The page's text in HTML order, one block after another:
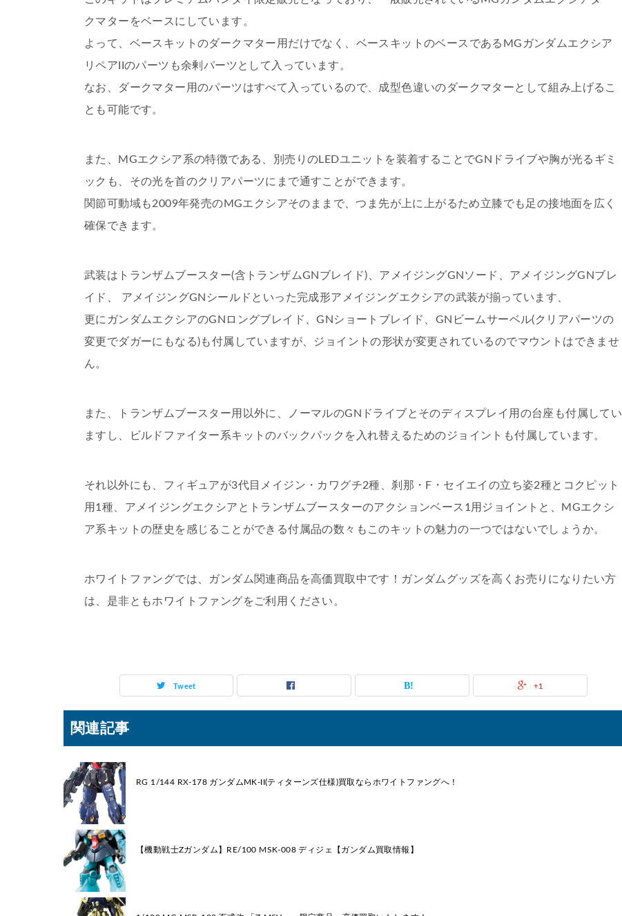
クマターをベースにしています。
よって、ベースキットのダークマター用だけでなく、ベースキットのベースであるMGガンダムエクシア
リペアIIのパーツも余剰パーツとして入っています。
なお、ダークマター用のパーツはすべて入っているので、成型色違いのダークマターとして組み上げるこ
とも可能です。
また、MGエクシア系の特徴である、別売りのLEDユニットを装着することでGNドライブや胸が光るギミ
ックも、その光を首のクリアパーツにまで通すことができます。
関節可動域も2009年発売のMGエクシアそのままで、つま先が上に上がるため立膝でも足の接地面を広く
確保できます。
武装はトランザムブースター(含トランザムGNブレイド)、アメイジングGNソード、アメイジングGNブレ
イド、 アメイジングGNシールドといった完成形アメイジングエクシアの武装が揃っています、
更にガンダムエクシアのGNロングブレイド、GNショートブレイド、GNビームサーベル(クリアパーツの
変更でダガーにもなる)も付属していますが、ジョイントの形状が変更されているのでマウントはできませ
ん。
また、トランザムブースター用以外に、ノーマルのGNドライブとそのディスプレイ用の台座も付属してい
ますし、ビルドファイター系キットのバックパックを入れ替えるためのジョイントも付属しています。
それ以外にも、フィギュアが3代目メイジン・カワグチ2種、刹那・F・セイエイの立ち姿2種とコクピット
用1種、アメイジングエクシアとトランザムブースターのアクションベース1用ジョイントと、MGエクシ
ア系キットの歴史を感じることができる付属品の数々もこのキットの魅力の一つではないでしょうか。
ホワイトファングでは、ガンダム関連商品を高価買取中です！ガンダムグッズを高くお売りになりたい方
は、是非ともホワイトファングをご利用ください。
Tweet +1
関連記事
RG 1/144 RX-178 ガンダムMK-II(ティターンズ仕様)買取ならホワイトファングへ！
【機動戦士Ζガンダム】RE/100 MSK-008 ディジェ【ガンダム買取情報】